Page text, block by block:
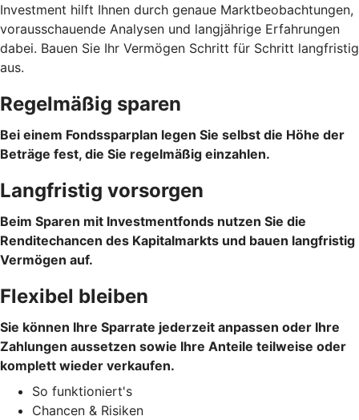
Investment hilft Ihnen durch genaue Marktbeobachtungen,
vorausschauende Analysen und langjährige Erfahrungen
dabei. Bauen Sie Ihr Vermögen Schritt für Schritt langfristig
aus.
Regelmäßig sparen
Bei einem Fondssparplan legen Sie selbst die Höhe der
Beträge fest, die Sie regelmäßig einzahlen.
Langfristig vorsorgen
Beim Sparen mit Investmentfonds nutzen Sie die
Renditechancen des Kapitalmarkts und bauen langfristig
Vermögen auf.
Flexibel bleiben
Sie können Ihre Sparrate jederzeit anpassen oder Ihre
Zahlungen aussetzen sowie Ihre Anteile teilweise oder
komplett wieder verkaufen.
So funktioniert's
Chancen & Risiken